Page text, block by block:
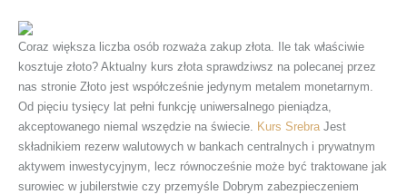
Coraz większa liczba osób rozważa zakup złota. Ile tak właściwie
kosztuje złoto? Aktualny kurs złota sprawdziwsz na polecanej przez
nas stronie Złoto jest współcześnie jedynym metalem monetarnym.
Od pięciu tysięcy lat pełni funkcję uniwersalnego pieniądza,
akceptowanego niemal wszędzie na świecie. Kurs SrebraJest
składnikiem rezerw walutowych w bankach centralnych i prywatnym
aktywem inwestycyjnym, lecz równocześnie może być traktowane jak
surowiec w jubilerstwie czy przemyśle Dobrym zabezpieczeniem